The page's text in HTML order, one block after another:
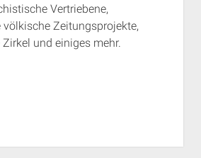
Vertriebene,
Zeitungsprojekte,
und einiges mehr.